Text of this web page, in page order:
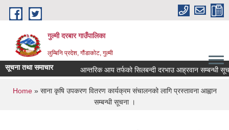
Skip to main content
गुल्मी दरबार गाउँपालिका
लुम्बिनि प्रदेश, गौंडाकोट, गुल्मी
सूचना तथा समाचार आन्तरिक आय तर्फको सिलबन्दी दरभाउ आह्रवान सम्बन्धी
You are here
Home» साना कृषि उपकरण वितरण कार्यक्रम संचालनको लागि प्रस्तावना आह्वान
सम्बन्धी सूचना ।